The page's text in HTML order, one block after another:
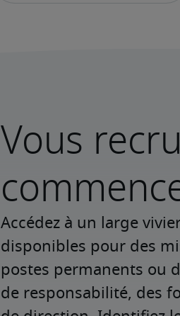
Vous
Accédez à un large
disponibles pour des
postes permanents ou
de responsabilité, des